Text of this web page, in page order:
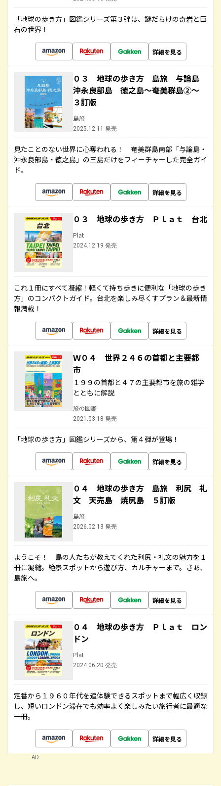
「地球の歩き方」図鑑シリーズ第３弾は、謎だらけの奇岩と巨
石の世界！
詳細を見る
０３ 地球の歩き方 島旅 与論島
沖永良部島 徳之島～奄美群島②～
３訂版
島旅
2025.12.11 発売
見たことのない世界に心奪われる！ 奄美群島南部「与論島・
沖永良部島・徳之島」の三島だけをフィーチャーした完全ガイ
ド。
詳細を見る
０３ 地球の歩き方 Ｐｌａｔ 台北
Plat
2024.12.19 発売
これ１冊にすべて凝縮！軽くて持ち歩きに便利な「地球の歩き
方」のコンパクトガイド。台北を楽しみ尽くすプラン＆最新情
報満載！
詳細を見る
Ｗ０４ 世界２４６の首都と主要都
市
１９９の首都と４７の主要都市を旅の雑学
とともに解説
旅の図鑑
2021.03.18 発売
「地球の歩き方」図鑑シリーズから、第４弾が登場！
詳細を見る
０４ 地球の歩き方 島旅 利尻 礼
文 天売島 焼尻島 ５訂版
島旅
2026.02.13 発売
ようこそ！ 島の人たちが教えてくれた利尻・礼文の魅力を１
冊に凝縮。絶景スポットから遊び方、カルチャーまで。さあ、
島旅へ。
詳細を見る
０４ 地球の歩き方 Ｐｌａｔ ロン
ドン
Plat
2024.06.20 発売
定番から１９６０年代を追体験できるスポットまで幅広く収録
し、短いロンドン滞在でも効率よく楽しみたい旅行者に最適な
一冊。
詳細を見る
AD